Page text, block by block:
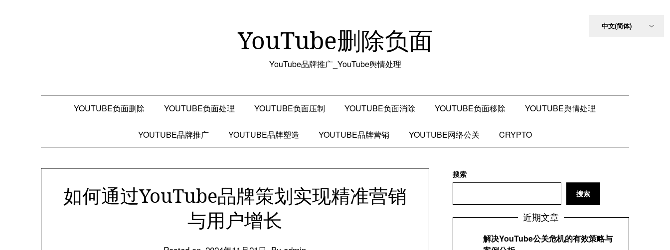
YouTube删除负面
YouTube品牌推广_YouTube舆情处理
YOUTUBE负面删除 YOUTUBE负面处理 YOUTUBE负面压制 YOUTUBE负面消除 YOUTUBE负面移除 YOUTUBE舆情处理
YOUTUBE品牌推广 YOUTUBE品牌塑造 YOUTUBE品牌营销 YOUTUBE网络公关 CRYPTO
如何通过YouTube品牌策划实现精准营销
与用户增长
搜索
搜索
近期文章
解决YouTube公关危机的有效策略与